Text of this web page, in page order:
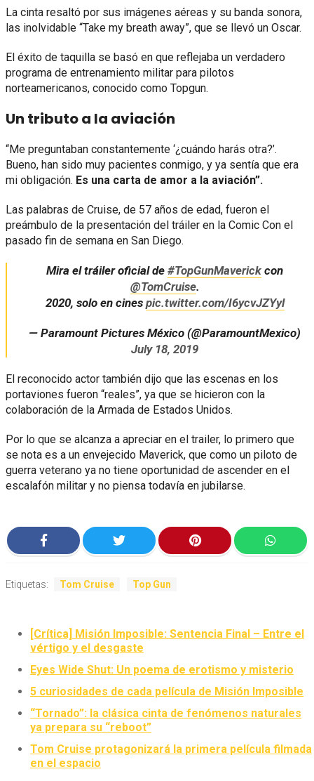
La cinta resaltó por sus imágenes aéreas y su banda sonora,
las inolvidable “Take my breath away”, que se llevó un Oscar.
El éxito de taquilla se basó en que reflejaba un verdadero
programa de entrenamiento militar para pilotos
norteamericanos, conocido como Topgun.
Un tributo a la aviación
“Me preguntaban constantemente ‘¿cuándo harás otra?’.
Bueno, han sido muy pacientes conmigo, y ya sentía que era
mi obligación. Es una carta de amor a la aviación”.
Las palabras de Cruise, de 57 años de edad, fueron el
preámbulo de la presentación del tráiler en la Comic Con el
pasado fin de semana en San Diego.
Mira el tráiler oficial de #TopGunMaverick con
@TomCruise.
2020, solo en cines pic.twitter.com/I6ycvJZYyl
— Paramount Pictures México (@ParamountMexico)
July 18, 2019
El reconocido actor también dijo que las escenas en los
portaviones fueron “reales”, ya que se hicieron con la
colaboración de la Armada de Estados Unidos.
Por lo que se alcanza a apreciar en el trailer, lo primero que
se nota es a un envejecido Maverick, que como un piloto de
guerra veterano ya no tiene oportunidad de ascender en el
escalafón militar y no piensa todavía en jubilarse.
Etiquetas: Tom Cruise Top Gun
[Crítica] Misión Imposible: Sentencia Final – Entre el
vértigo y el desgaste
Eyes Wide Shut: Un poema de erotismo y misterio
5 curiosidades de cada película de Misión Imposible
“Tornado”: la clásica cinta de fenómenos naturales
ya prepara su “reboot”
Tom Cruise protagonizará la primera película filmada
en el espacio